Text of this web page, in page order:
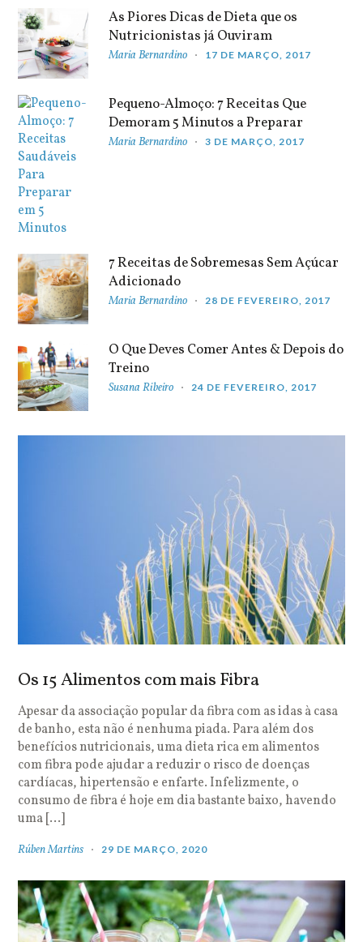
As Piores Dicas de Dieta que os
Nutricionistas já Ouviram
Maria Bernardino 17 DE MARÇO, 2017
Pequeno-Almoço: 7 Receitas Que
Demoram 5 Minutos a Preparar
Maria Bernardino 3 DE MARÇO, 2017
7 Receitas de Sobremesas Sem Açúcar
Adicionado
Maria Bernardino 28 DE FEVEREIRO, 2017
O Que Deves Comer Antes & Depois do
Treino
Susana Ribeiro 24 DE FEVEREIRO, 2017
Os 15 Alimentos com mais Fibra
Apesar da associação popular da fibra com as idas à casa
de banho, esta não é nenhuma piada. Para além dos
benefícios nutricionais, uma dieta rica em alimentos
com fibra pode ajudar a reduzir o risco de doenças
cardíacas, hipertensão e enfarte. Infelizmente, o
consumo de fibra é hoje em dia bastante baixo, havendo
uma […]
Rúben Martins 29 DE MARÇO, 2020